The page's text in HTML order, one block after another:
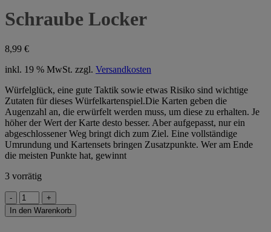
Schraube Locker
8,99 €
inkl. 19 % MwSt. zzgl. Versandkosten
Würfelglück, eine gute Taktik sowie etwas Risiko sind wichtige
Zutaten für dieses Würfelkartenspiel.Die Karten geben die
Augenzahl an, die erwürfelt werden muss, um diese zu erhalten. Je
höher der Wert der Karte desto besser. Aber aufgepasst, nur ein
abgeschlossener Weg bringt dich zum Ziel. Eine vollständige
Umrundung und Kartensets bringen Zusatzpunkte. Wer am Ende
die meisten Punkte hat, gewinnt
3 vorrätig
Schraube
Locker
Menge
In den Warenkorb